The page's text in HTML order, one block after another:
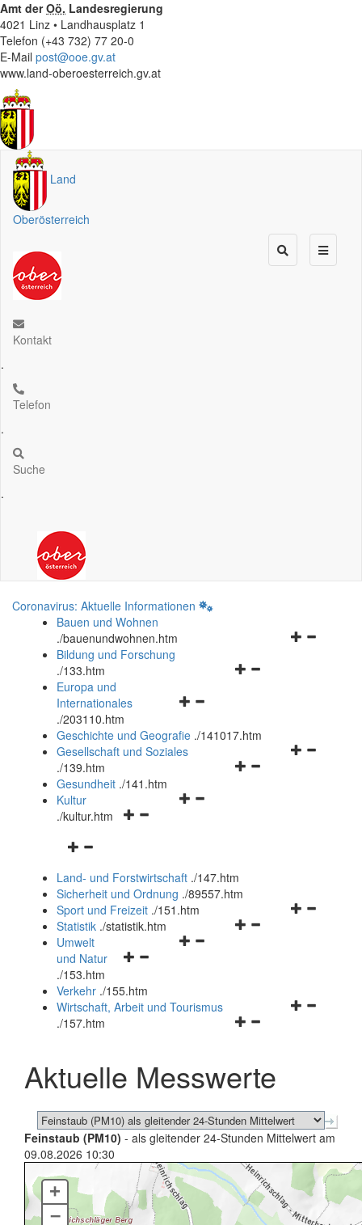
Amt derOö. Landesregierung
4021 Linz • Landhausplatz 1
Telefon (+43 732) 77 20-0
E-Mail post@ooe.gv.at
www.land-oberoesterreich.gv.at
Land
Oberösterreich
Kontakt
.
Telefon
.
Suche
.
Coronavirus: Aktuelle Informationen
Bauen und Wohnen
./bauenundwohnen.htm
Navigationsmenü
Bildung und Forschung
./133.htm
Navigationsmenü
und
schließen
Europa und
Internationales
./203110.htm
Geschichte und Geografie ./141017.htm
Navigationsmenü
Gesellschaft und Soziales
./139.htm
Navigationsmenü
Gesundheit ./141.htm
Navigationsmenü
Kultur
./kultur.htm
Navigationsmenü
und
schließen
Land- und Forstwirtschaft ./147.htm
Sicherheit und Ordnung ./89557.htm
Navigationsmenü
Sport und Freizeit ./151.htm
Navigationsmenü
Statistik ./statistik.htm
Navigationsmenü
und
schließen
Umwelt
und Natur
./153.htm
Verkehr ./155.htm
Navigationsmenü
schließen
Wirtschaft, Arbeit und Tourismus
./157.htm
Aktuelle Messwerte
Feinstaub (PM10) - als gleitender 24-Stunden Mittelwert am
09.08.2026 10:30
+
–